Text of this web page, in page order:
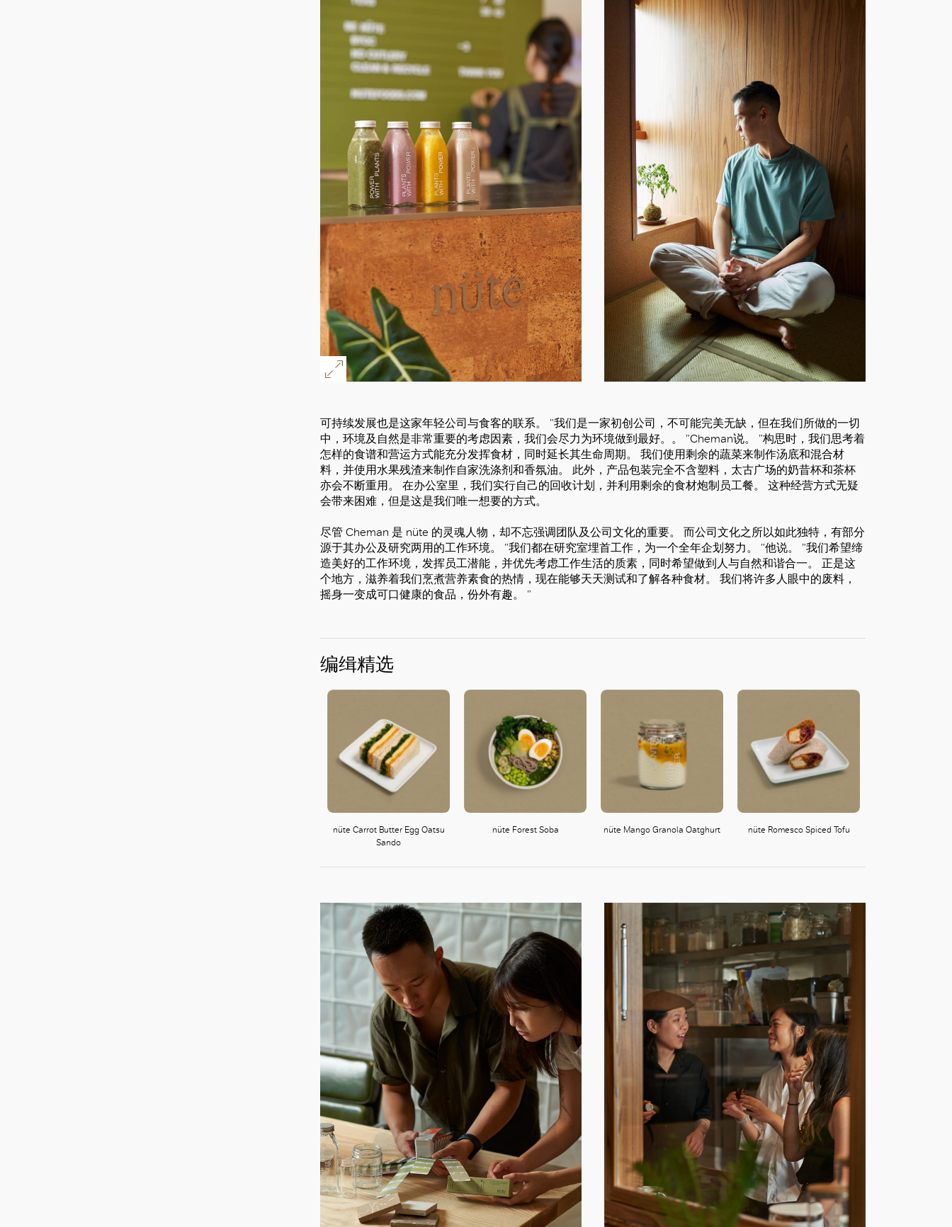
可持续发展也是这家年轻公司与食客的联系。 ”我们是一家初创公司，不可能完美无缺，但在我们所做的一切
中，环境及自然是非常重要的考虑因素，我们会尽力为环境做到最好。。 ”Cheman说。 ”构思时，我们思考着
怎样的食谱和营运方式能充分发挥食材，同时延长其生命周期。 我们使用剩余的蔬菜来制作汤底和混合材
料，并使用水果残渣来制作自家洗涤剂和香氛油。 此外，产品包装完全不含塑料，太古广场的奶昔杯和茶杯
亦会不断重用。 在办公室里，我们实行自己的回收计划，并利用剩余的食材炮制员工餐。 这种经营方式无疑
会带来困难，但是这是我们唯一想要的方式。
尽管 Cheman 是 nüte 的灵魂人物，却不忘强调团队及公司文化的重要。 而公司文化之所以如此独特，有部分
源于其办公及研究两用的工作环境。 ”我们都在研究室埋首工作，为一个全年企划努力。 ”他说。 ”我们希望缔
造美好的工作环境，发挥员工潜能，并优先考虑工作生活的质素，同时希望做到人与自然和谐合一。 正是这
个地方，滋养着我们烹煮营养素食的热情，现在能够天天测试和了解各种食材。 我们将许多人眼中的废料，
摇身一变成可口健康的食品，份外有趣。 ”
编缉精选
nüte Carrot Butter Egg Oatsu
Sando
nüte Forest Soba nüte Mango Granola Oatghurt nüte Romesco Spiced Tofu
好